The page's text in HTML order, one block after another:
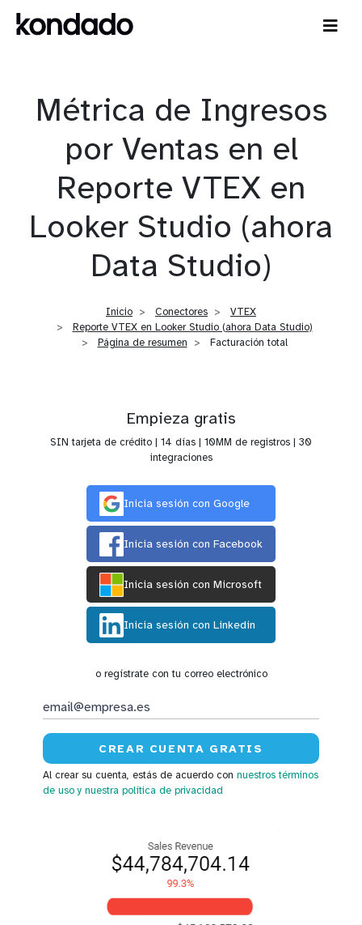
Métrica de Ingresos
por Ventas en el
Reporte VTEX en
Looker Studio (ahora
Data Studio)
Inicio Conectores
VTEX
Reporte VTEX en Looker Studio (ahora Data Studio)
Página de resumen
Facturación total
Empieza gratis
SIN tarjeta de crédito | 14 días | 10MM de registros | 30
integraciones
Inicia sesión con Google
Inicia sesión con Facebook
Inicia sesión con Microsoft
Inicia sesión con Linkedin
o regístrate con tu correo electrónico
Al crear su cuenta, estás de acuerdo con nuestros términos
de uso y nuestra política de privacidad